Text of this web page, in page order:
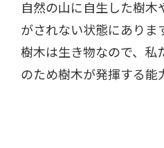
自然の山に自生した樹
がされない状態にありま
樹木は生き物なので、私
のため樹木が発揮する能